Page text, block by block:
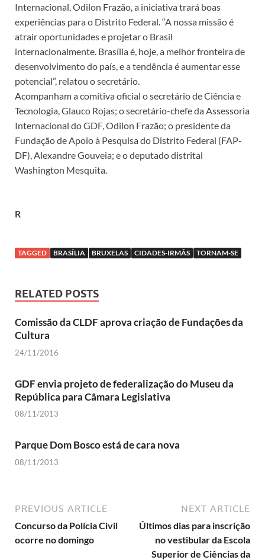
Internacional, Odilon Frazão, a iniciativa trará boas
experiências para o Distrito Federal. “A nossa missão é
atrair oportunidades e projetar o Brasil
internacionalmente. Brasília é, hoje, a melhor fronteira de
desenvolvimento do país, e a tendência é aumentar esse
potencial”, relatou o secretário.
Acompanham a comitiva oficial o secretário de Ciência e
Tecnologia, Glauco Rojas; o secretário-chefe da Assessoria
Internacional do GDF, Odilon Frazão; o presidente da
Fundação de Apoio à Pesquisa do Distrito Federal (FAP-
DF), Alexandre Gouveia; e o deputado distrital
Washington Mesquita.
R
TAGGED BRASÍLIA BRUXELAS CIDADES-IRMÃS TORNAM-SE
RELATED POSTS
Comissão da CLDF aprova criação de Fundações da
Cultura
24/11/2016
GDF envia projeto de federalização do Museu da
República para Câmara Legislativa
08/11/2013
Parque Dom Bosco está de cara nova
08/11/2013
PREVIOUS ARTICLE
Concurso da Polícia Civil
ocorre no domingo
NEXT ARTICLE
Últimos dias para inscrição
no vestibular da Escola
Superior de Ciências da